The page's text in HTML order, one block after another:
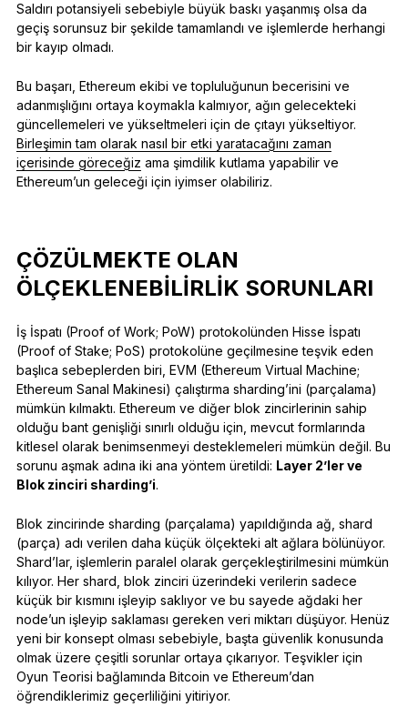
Saldırı potansiyeli sebebiyle büyük baskı yaşanmış olsa da
geçiş sorunsuz bir şekilde tamamlandı ve işlemlerde herhangi
bir kayıp olmadı.
Bu başarı, Ethereum ekibi ve topluluğunun becerisini ve
adanmışlığını ortaya koymakla kalmıyor, ağın gelecekteki
güncellemeleri ve yükseltmeleri için de çıtayı yükseltiyor.
Birleşimin tam olarak nasıl bir etki yaratacağını zaman
içerisinde göreceğiz ama şimdilik kutlama yapabilir ve
Ethereum’un geleceği için iyimser olabiliriz.
ÇÖZÜLMEKTE OLAN
ÖLÇEKLENEBILIRLIK SORUNLARI
İş İspatı (Proof of Work; PoW) protokolünden Hisse İspatı
(Proof of Stake; PoS) protokolüne geçilmesine teşvik eden
başlıca sebeplerden biri, EVM (Ethereum Virtual Machine;
Ethereum Sanal Makinesi) çalıştırma sharding’ini (parçalama)
mümkün kılmaktı. Ethereum ve diğer blok zincirlerinin sahip
olduğu bant genişliği sınırlı olduğu için, mevcut formlarında
kitlesel olarak benimsenmeyi desteklemeleri mümkün değil. Bu
sorunu aşmak adına iki ana yöntem üretildi: Layer 2’ler ve
Blok zinciri sharding’i.
Blok zincirinde sharding (parçalama) yapıldığında ağ, shard
(parça) adı verilen daha küçük ölçekteki alt ağlara bölünüyor.
Shard’lar, işlemlerin paralel olarak gerçekleştirilmesini mümkün
kılıyor. Her shard, blok zinciri üzerindeki verilerin sadece
küçük bir kısmını işleyip saklıyor ve bu sayede ağdaki her
node’un işleyip saklaması gereken veri miktarı düşüyor. Henüz
yeni bir konsept olması sebebiyle, başta güvenlik konusunda
olmak üzere çeşitli sorunlar ortaya çıkarıyor. Teşvikler için
Oyun Teorisi bağlamında Bitcoin ve Ethereum’dan
öğrendiklerimiz geçerliliğini yitiriyor.